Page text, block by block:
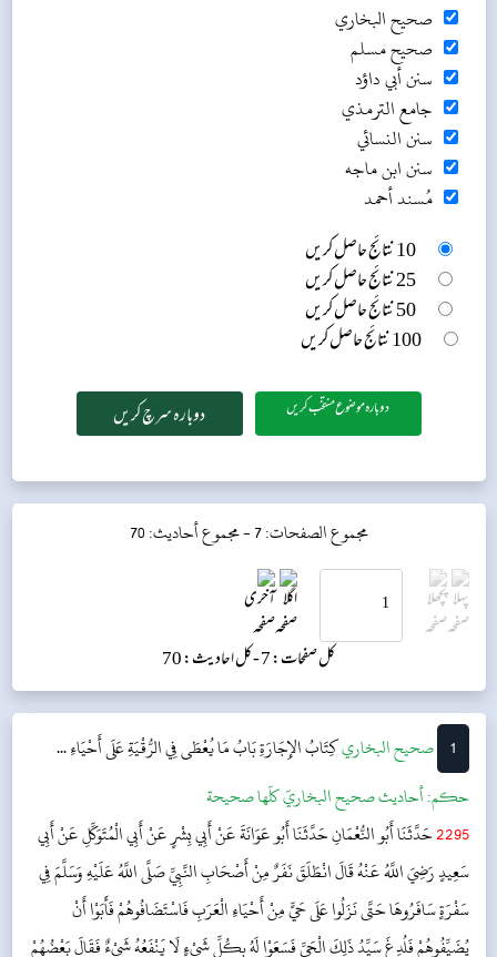
صحيح البخاري
صحيح مسلم
سنن أبي داؤد
جامع الترمذي
سنن النسائي
سنن ابن ماجه
مُسند أحمد
10 نتائج حاصل کریں
25 نتائج حاصل کریں
50 نتائج حاصل کریں
100 نتائج حاصل کریں
دوبارہ موضوع منتخب کریں
مجموع الصفحات: 7 - مجموع أحاديث: 70
کل صفحات: 7 - کل احادیث: 70
1 ‌‌صحيح البخاريكِتَابُ الإِجَارَةِبَابُ مَا يُعْطَى فِي الرُّقْيَةِ عَلَى أَحْيَاءِ ...
حکم:أحاديث صحيح البخاريّ كلّها صحيحة
2295حَدَّثَنَا أَبُو النُّعْمَانِ حَدَّثَنَا أَبُو عَوَانَةَ عَنْ أَبِي بِشْرٍ عَنْ أَبِي الْمُتَوَكِّلِ عَنْ أَبِي
سَعِيدٍ رَضِيَ اللَّهُ عَنْهُ قَالَ انْطَلَقَ نَفَرٌ مِنْ أَصْحَابِ النَّبِيِّ صَلَّى اللَّهُ عَلَيْهِ وَسَلَّمَ فِي
سَفْرَةٍ سَافَرُوهَا حَتَّى نَزَلُوا عَلَى حَيٍّ مِنْ أَحْيَاءِ الْعَرَبِ فَاسْتَضَافُوهُمْ فَأَبَوْا أَنْ
يُضَيِّفُوهُمْ فَلُدِغَ سَيِّدُ ذَلِكَ الْحَيِّ فَسَعَوْا لَهُ بِكُلِّ شَيْءٍ لَا يَنْفَعُهُ شَيْءٌ فَقَالَ بَعْضُهُمْ